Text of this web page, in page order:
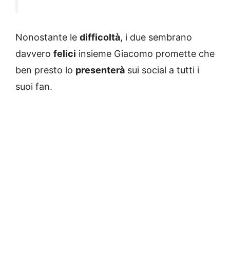
Nonostante le difficoltà, i due sembrano
davvero felici insieme Giacomo promette che
ben presto lo presenterà sui social a tutti i
suoi fan.